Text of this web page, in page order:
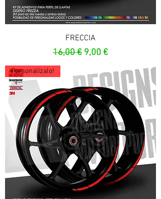
FRECCIA
Prezzo regolare
16,00 € Prezzo scontato
9,00 €
Personalízalo!